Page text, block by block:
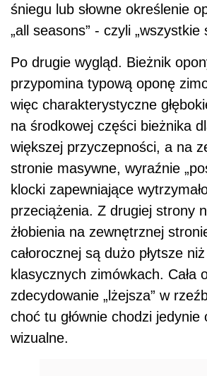
śniegu lub słowne określenie
„all seasons” - czyli „wszystkie
Po drugie wygląd. Bieżnik
przypomina typową oponę
więc charakterystyczne
na środkowej części bieżnika
większej przyczepności, a na
stronie masywne, wyraźnie
klocki zapewniające
przeciążenia. Z drugiej strony
żłobienia na zewnętrznej
całorocznej są dużo płytsze
klasycznych zimówkach. Cała
zdecydowanie „lżejsza” w
choć tu głównie chodzi jedynie
wizualne.